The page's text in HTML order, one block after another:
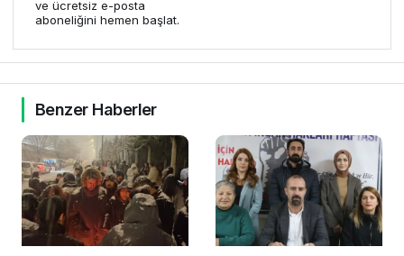
ve ücretsiz e-posta
aboneliğini hemen başlat.
Benzer Haberler